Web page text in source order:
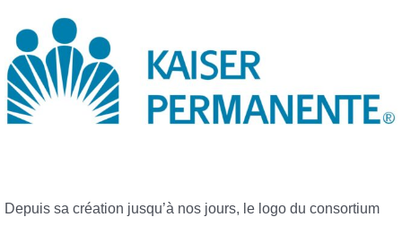
Depuis sa création jusqu’à nos jours, le logo du consortium